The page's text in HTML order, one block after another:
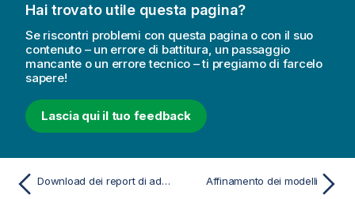
Hai trovato utile questa pagina?
Se riscontri problemi con questa pagina o con il suo
contenuto – un errore di battitura, un passaggio
mancante o un errore tecnico – ti pregiamo di farcelo
sapere!
Lascia qui il tuo feedback
Download dei report di addestramento di ML Affinamento dei modelli